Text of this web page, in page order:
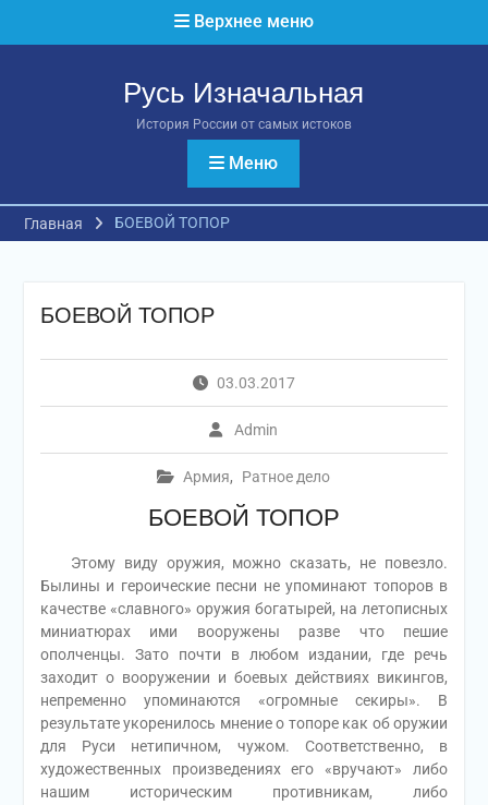
Верхнее меню
Русь Изначальная
История России от самых истоков
Меню
Главная БОЕВОЙ ТОПОР
БОЕВОЙ ТОПОР
03.03.2017
Admin
Армия, Ратное дело
БОЕВОЙ ТОПОР
Этому виду оружия, можно сказать, не повезло.
Былины и героические песни не упоминают топоров в
качестве «славного» оружия богатырей, на летописных
миниатюрах ими вооружены разве что пешие
ополченцы. Зато почти в любом издании, где речь
заходит о вооружении и боевых действиях викингов,
непременно упоминаются «огромные секиры». В
результате укоренилось мнение о топоре как об оружии
для Руси нетипичном, чужом. Соответственно, в
художественных произведениях его «вручают» либо
нашим историческим противникам, либо